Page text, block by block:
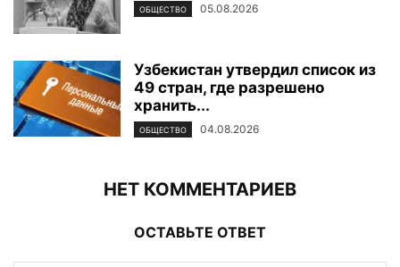
ОБЩЕСТВО 05.08.2026
Узбекистан утвердил список из
49 стран, где разрешено
хранить...
ОБЩЕСТВО 04.08.2026
НЕТ КОММЕНТАРИЕВ
ОСТАВЬТЕ ОТВЕТ